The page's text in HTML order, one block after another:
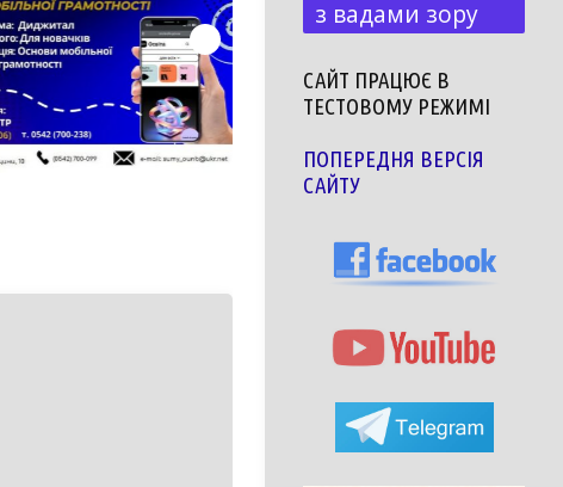
з вадами зору
САЙТ ПРАЦЮЄ В
ТЕСТОВОМУ РЕЖИМІ
ПОПЕРЕДНЯ ВЕРСІЯ
САЙТУ